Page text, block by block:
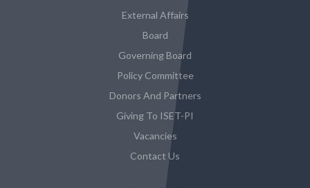
External Affairs
Board
Governing Board
Policy Committee
Donors And Partners
Giving To ISET-PI
Vacancies
Contact Us